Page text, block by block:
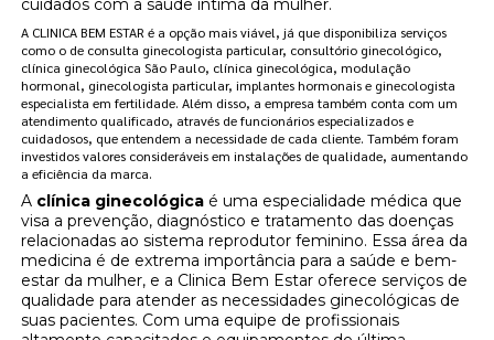
cuidados com a saúde íntima da mulher.
A CLINICA BEM ESTAR é a opção mais viável, já que disponibiliza serviços
como o de consulta ginecologista particular, consultório ginecológico,
clínica ginecológica São Paulo, clínica ginecológica, modulação
hormonal, ginecologista particular, implantes hormonais e ginecologista
especialista em fertilidade. Além disso, a empresa também conta com um
atendimento qualificado, através de funcionários especializados e
cuidadosos, que entendem a necessidade de cada cliente. Também foram
investidos valores consideráveis em instalações de qualidade, aumentando
a eficiência da marca.
A clínica ginecológica é uma especialidade médica que
visa a prevenção, diagnóstico e tratamento das doenças
relacionadas ao sistema reprodutor feminino. Essa área da
medicina é de extrema importância para a saúde e bem-
estar da mulher, e a Clinica Bem Estar oferece serviços de
qualidade para atender as necessidades ginecológicas de
suas pacientes. Com uma equipe de profissionais